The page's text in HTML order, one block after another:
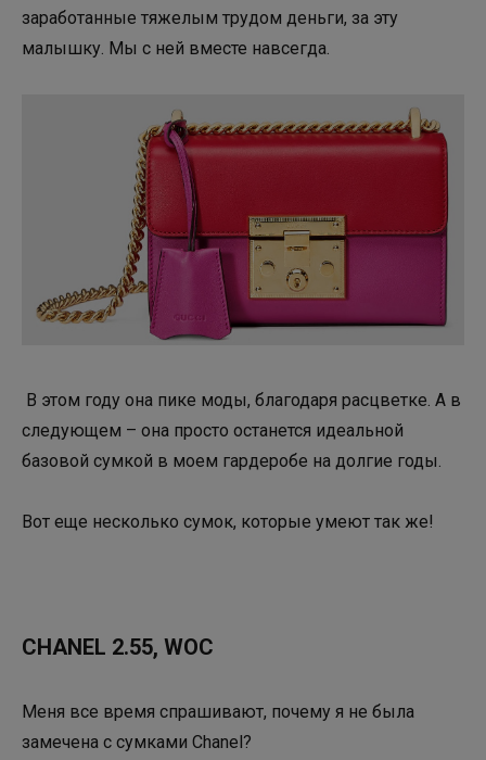
заработанные тяжелым трудом деньги, за эту
малышку. Мы с ней вместе навсегда.
В этом году она пике моды, благодаря расцветке. А в
следующем – она просто останется идеальной
базовой сумкой в моем гардеробе на долгие годы.
Вот еще несколько сумок, которые умеют так же!
CHANEL 2.55, WOC
Меня все время спрашивают, почему я не была
замечена с сумками Chanel?